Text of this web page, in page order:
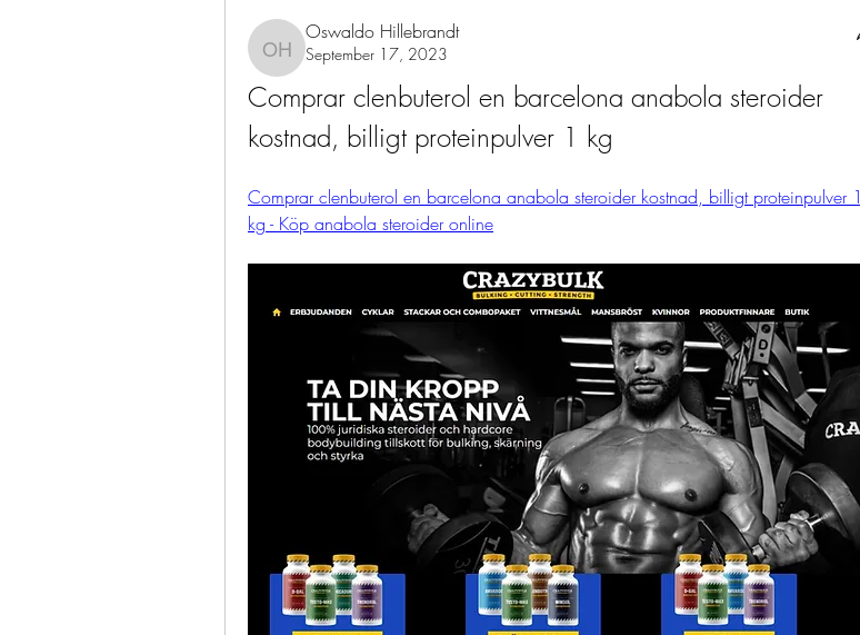
Oswaldo Hillebrandt
Oswaldo Hillebrandt
September 17, 2023
Comprar clenbuterol en barcelona anabola steroider
kostnad, billigt proteinpulver 1 kg
Comprar clenbuterol en barcelona anabola steroider kostnad, billigt proteinpulver 1
kg - Köp anabola steroider online